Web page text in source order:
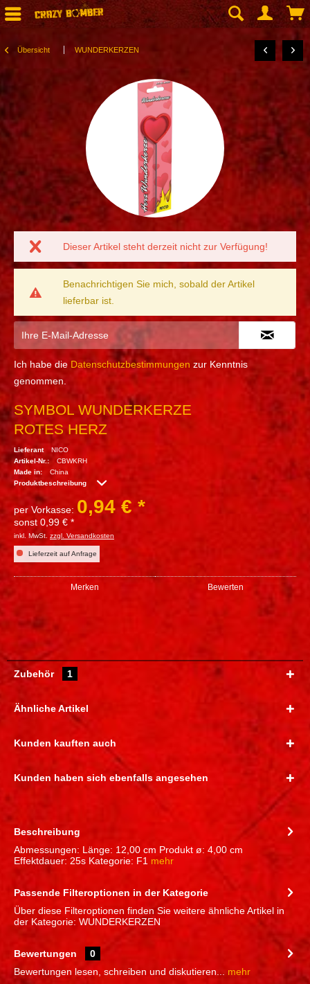
Übersicht WUNDERKERZEN
Dieser Artikel steht derzeit nicht zur Verfügung!
Benachrichtigen Sie mich, sobald der Artikel
lieferbar ist.
Ich habe die Datenschutzbestimmungen zur Kenntnis
genommen.
SYMBOL WUNDERKERZE
ROTES HERZ
Lieferant
NICO
Artikel-Nr.:
CBWKRH
Made in:
China
Produktbeschreibung
per Vorkasse: 0,94 € *
sonst 0,99 € *
inkl. MwSt. zzgl. Versandkosten
Lieferzeit auf Anfrage
Merken Bewerten
Zubehör 1
Ähnliche Artikel
Kunden kauften auch
Kunden haben sich ebenfalls angesehen
Beschreibung
Abmessungen: Länge: 12,00 cm Produkt ø: 4,00 cm
Effektdauer: 25s Kategorie: F1 mehr
Passende Filteroptionen in der Kategorie
Über diese Filteroptionen finden Sie weitere ähnliche Artikel in
der Kategorie: WUNDERKERZEN
Bewertungen
0
Bewertungen lesen, schreiben und diskutieren...
mehr